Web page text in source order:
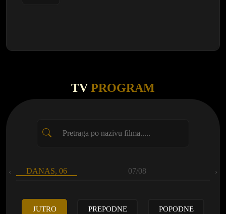
TV PROGRAM
DANAS, 06 07/08
‹ ›
JUTRO PREPODNE POPODNE